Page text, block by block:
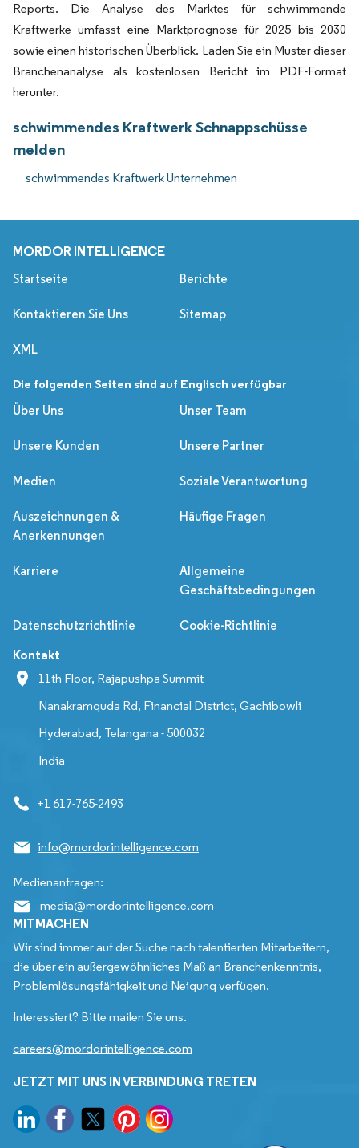
Reports. Die Analyse des Marktes für schwimmende
Kraftwerke umfasst eine Marktprognose für 2025 bis 2030
sowie einen historischen Überblick. Laden Sie ein Muster dieser
Branchenanalyse als kostenlosen Bericht im PDF-Format
herunter.
schwimmendes Kraftwerk Schnappschüsse
melden
schwimmendes Kraftwerk Unternehmen
MORDOR INTELLIGENCE
Startseite Berichte
Kontaktieren Sie Uns Sitemap
XML
Die folgenden Seiten sind auf Englisch verfügbar
Über Uns
Unser Team
Unsere Kunden Unsere Partner
Medien Soziale Verantwortung
Auszeichnungen &
Anerkennungen
Häufige Fragen
Karriere
Allgemeine
Geschäftsbedingungen
Datenschutzrichtlinie Cookie-Richtlinie
Kontakt
11th Floor, Rajapushpa Summit
Nanakramguda Rd, Financial District, Gachibowli
Hyderabad, Telangana - 500032
India
+1 617-765-2493
info@mordorintelligence.com
Medienanfragen:
media@mordorintelligence.com
MITMACHEN
Wir sind immer auf der Suche nach talentierten Mitarbeitern,
die über ein außergewöhnliches Maß an Branchenkenntnis,
Problemlösungsfähigkeit und Neigung verfügen.
Interessiert? Bitte mailen Sie uns.
careers@mordorintelligence.com
JETZT MIT UNS IN VERBINDUNG TRETEN